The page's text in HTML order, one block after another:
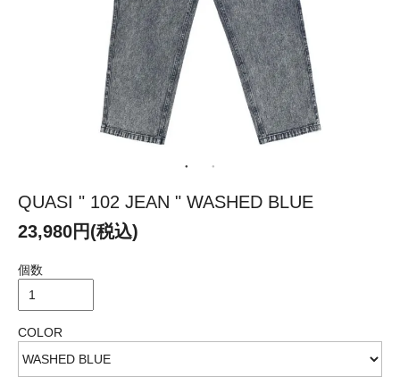
QUASI " 102 JEAN " WASHED BLUE
23,980円(税込)
個数
COLOR